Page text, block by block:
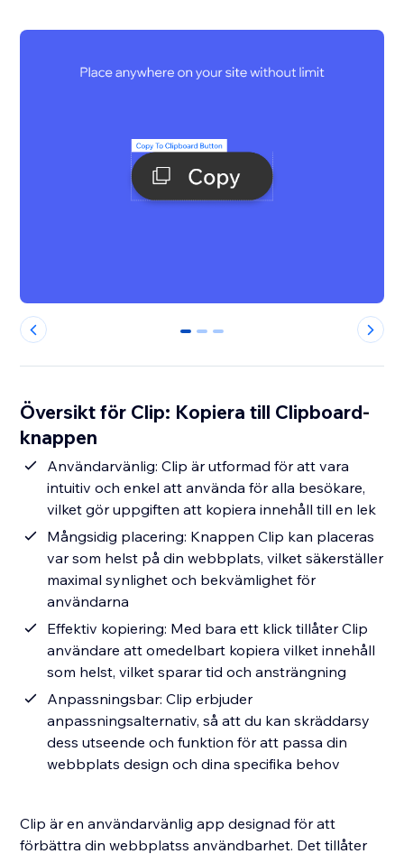
0 1 2
Översikt för Clip: Kopiera till Clipboard-
knappen
Användarvänlig: Clip är utformad för att vara
intuitiv och enkel att använda för alla besökare,
vilket gör uppgiften att kopiera innehåll till en lek
Mångsidig placering: Knappen Clip kan placeras
var som helst på din webbplats, vilket säkerställer
maximal synlighet och bekvämlighet för
användarna
Effektiv kopiering: Med bara ett klick tillåter Clip
användare att omedelbart kopiera vilket innehåll
som helst, vilket sparar tid och ansträngning
Anpassningsbar: Clip erbjuder
anpassningsalternativ, så att du kan skräddarsy
dess utseende och funktion för att passa din
webbplats design och dina specifika behov
Clip är en användarvänlig app designad för att
förbättra din webbplatss användbarhet. Det tillåter